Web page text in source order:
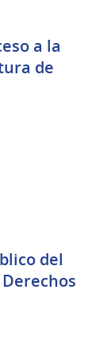
a la
del